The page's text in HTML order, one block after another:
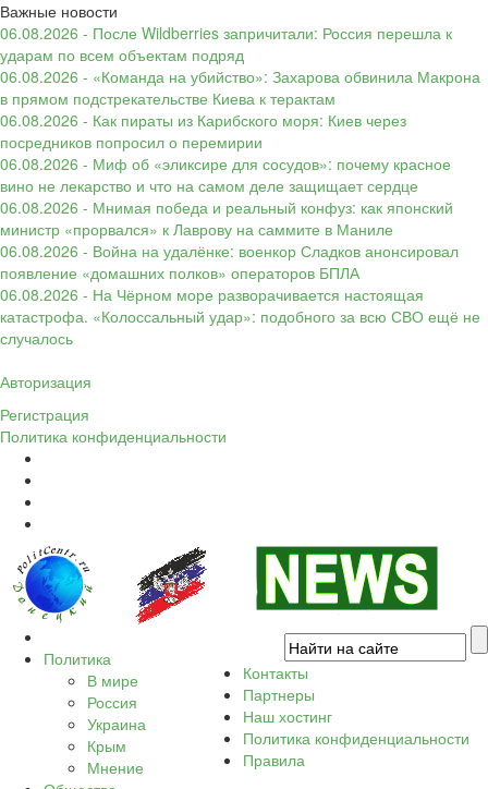
Важные новости
06.08.2026 - После Wildberries запричитали: Россия перешла к
ударам по всем объектам подряд
06.08.2026 - «Команда на убийство»: Захарова обвинила Макрона
в прямом подстрекательстве Киева к терактам
06.08.2026 - Как пираты из Карибского моря: Киев через
посредников попросил о перемирии
06.08.2026 - Миф об «эликсире для сосудов»: почему красное
вино не лекарство и что на самом деле защищает сердце
06.08.2026 - Мнимая победа и реальный конфуз: как японский
министр «прорвался» к Лаврову на саммите в Маниле
06.08.2026 - Война на удалёнке: военкор Сладков анонсировал
появление «домашних полков» операторов БПЛА
06.08.2026 - На Чёрном море разворачивается настоящая
катастрофа. «Колоссальный удар»: подобного за всю СВО ещё не
случалось
Авторизация
Регистрация
Политика конфиденциальности
Политика
В мире
Россия
Украина
Крым
Мнение
Контакты
Партнеры
Наш хостинг
Политика конфиденциальности
Правила